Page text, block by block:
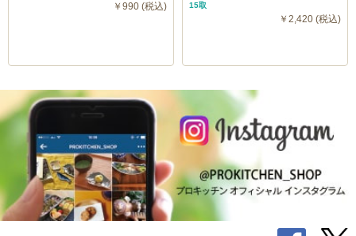
￥990 (税込)
15取
￥2,420 (税込)